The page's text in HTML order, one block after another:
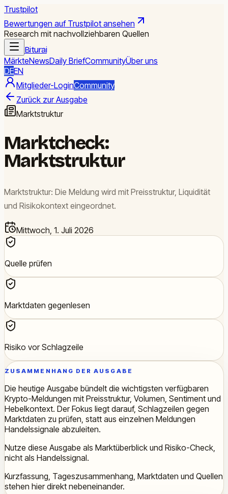
Trustpilot
Bewertungen auf Trustpilot ansehen
Research mit nachvollziehbaren Quellen
Biturai
MärkteNewsDaily BriefCommunityÜber uns
DEEN
Mitglieder-LoginCommunity
Zurück zur Ausgabe
Marktstruktur
Marktcheck:
Marktstruktur
Marktstruktur: Die Meldung wird mit Preisstruktur, Liquidität
und Risikokontext eingeordnet.
Mittwoch, 1. Juli 2026
Quelle prüfen
Marktdaten gegenlesen
Risiko vor Schlagzeile
ZUSAMMENHANG DER AUSGABE
Die heutige Ausgabe bündelt die wichtigsten verfügbaren
Krypto-Meldungen mit Preisstruktur, Volumen, Sentiment und
Hebelkontext. Der Fokus liegt darauf, Schlagzeilen gegen
Marktdaten zu prüfen, statt aus einzelnen Meldungen
Handelssignale abzuleiten.
Nutze diese Ausgabe als Marktüberblick und Risiko-Check,
nicht als Handelssignal.
Kurzfassung, Tageszusammenhang, Marktdaten und Quellen
stehen hier direkt nebeneinander.